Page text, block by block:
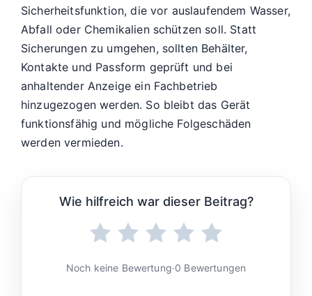
Sicherheitsfunktion, die vor auslaufendem Wasser,
Abfall oder Chemikalien schützen soll. Statt
Sicherungen zu umgehen, sollten Behälter,
Kontakte und Passform geprüft und bei
anhaltender Anzeige ein Fachbetrieb
hinzugezogen werden. So bleibt das Gerät
funktionsfähig und mögliche Folgeschäden
werden vermieden.
Wie hilfreich war dieser Beitrag?
Noch keine Bewertung·0 Bewertungen